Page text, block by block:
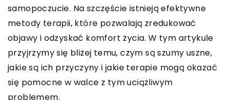
samopoczucie. Na szczęście istnieją efektywne
metody terapii, które pozwalają zredukować
objawy i odzyskać komfort życia. W tym artykule
przyjrzymy się bliżej temu, czym są szumy uszne,
jakie są ich przyczyny i jakie terapie mogą okazać
się pomocne w walce z tym uciążliwym
problemem.